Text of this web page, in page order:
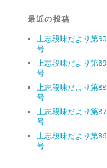
最近の投稿
上志段味だより第90
号
上志段味だより第89
号
上志段味だより第88
号
上志段味だより第87
号
上志段味だより第86
号